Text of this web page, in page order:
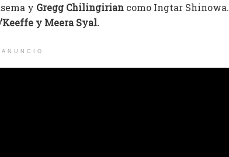
y Gregg Chilingirian como Ingtar Shinowa.
y Meera Syal.
ANUNCIO